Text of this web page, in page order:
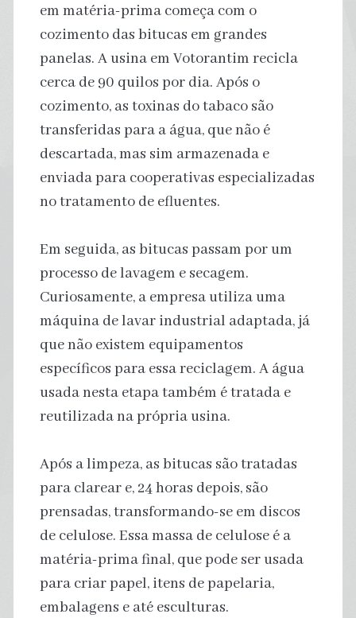
em matéria-prima começa com o
cozimento das bitucas em grandes
panelas. A usina em Votorantim recicla
cerca de 90 quilos por dia. Após o
cozimento, as toxinas do tabaco são
transferidas para a água, que não é
descartada, mas sim armazenada e
enviada para cooperativas especializadas
no tratamento de efluentes.
Em seguida, as bitucas passam por um
processo de lavagem e secagem.
Curiosamente, a empresa utiliza uma
máquina de lavar industrial adaptada, já
que não existem equipamentos
específicos para essa reciclagem. A água
usada nesta etapa também é tratada e
reutilizada na própria usina.
Após a limpeza, as bitucas são tratadas
para clarear e, 24 horas depois, são
prensadas, transformando-se em discos
de celulose. Essa massa de celulose é a
matéria-prima final, que pode ser usada
para criar papel, itens de papelaria,
embalagens e até esculturas.